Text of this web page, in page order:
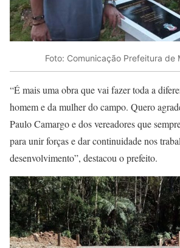
Foto: Comunicação Prefeitura de
“É mais uma obra que vai fazer toda a
homem e da mulher do campo. Quero
Paulo Camargo e dos vereadores que
para unir forças e dar continuidade nos
desenvolvimento”, destacou o prefeito.